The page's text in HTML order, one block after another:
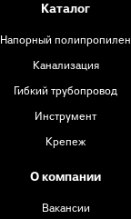
Каталог
Напорный полипропилен
Канализация
Гибкий трубопровод
Инструмент
Крепеж
О компании
Вакансии